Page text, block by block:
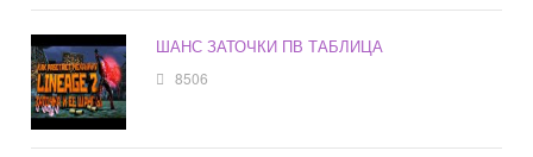
ШАНС ЗАТОЧКИ ПВ ТАБЛИЦА
8506